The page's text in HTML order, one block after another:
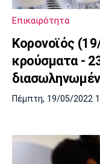
Επικαιρότητα
Κορονοϊός
κρούσματα -
Πέμπτη, 19/05/2022